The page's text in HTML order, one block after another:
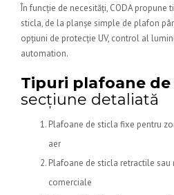
În funcție de necesități, CODA propune
sticla, de la planșe simple de plafon
opțiuni de protecție UV, control al
automation.
Tipuri plafoane
secțiune detaliată
Plafoane de sticla fixe pentru
aer
Plafoane de sticla retractile
comerciale